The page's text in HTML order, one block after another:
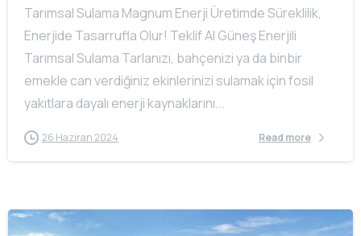
Tarımsal Sulama Magnum Enerji Üretimde Süreklilik,
Enerjide Tasarrufla Olur! Teklif Al Güneş Enerjili
Tarımsal Sulama Tarlanızı, bahçenizi ya da binbir
emekle can verdiğiniz ekinlerinizi sulamak için fosil
yakıtlara dayalı enerji kaynaklarını...
26 Haziran 2024 Read more